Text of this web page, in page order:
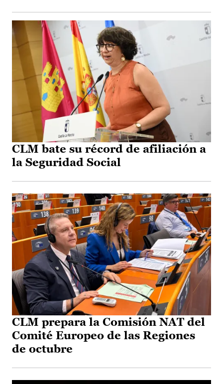
CLM bate su récord de afiliación a
la Seguridad Social
CLM prepara la Comisión NAT del
Comité Europeo de las Regiones
de octubre